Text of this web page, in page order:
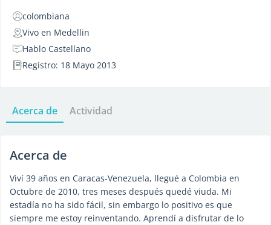
colombiana
Vivo en Medellin
Hablo Castellano
Registro: 18 Mayo 2013
Acerca de Actividad
Acerca de
Viví 39 años en Caracas-Venezuela, llegué a Colombia en
Octubre de 2010, tres meses después quedé viuda. Mi
estadía no ha sido fácil, sin embargo lo positivo es que
siempre me estoy reinventando. Aprendí a disfrutar de lo